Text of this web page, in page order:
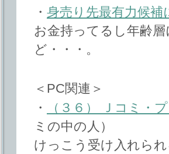
・ 身売り先最有力候
お金持ってるし年齢
ど・・・。
＜PC関連＞
・
（３６） Ｊコミ・
ミの中の人）
けっこう受け入れら